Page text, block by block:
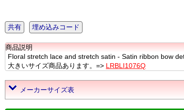
共有 埋め込みコード
商品説明
Floral stretch lace and stretch satin - Satin ribbon bow
大きいサイズ商品あります。=> LRBLI1076Q
メーカーサイズ表